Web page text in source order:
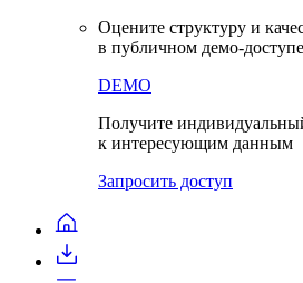
Оцените структуру и
в публичном демо-доступе
DEMO
Получите
к интересующим данным
Запросить доступ